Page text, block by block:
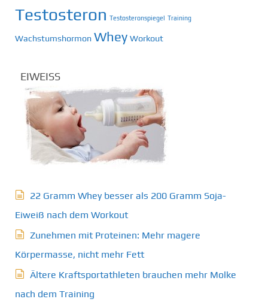
Testosteron Testosteronspiegel Training
Wachstumshormon Whey Workout
EIWEISS
22 Gramm Whey besser als 200 Gramm Soja-
Eiweiß nach dem Workout
Zunehmen mit Proteinen: Mehr magere
Körpermasse, nicht mehr Fett
Ältere Kraftsportathleten brauchen mehr Molke
nach dem Training